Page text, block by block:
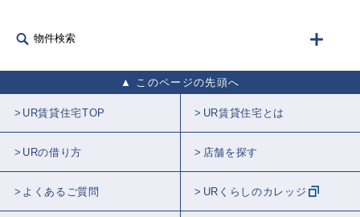
物件検索
このページの先頭へ
UR賃貸住宅TOP UR賃貸住宅とは
URの借り方 店舗を探す
よくあるご質問 URくらしのカレッジ